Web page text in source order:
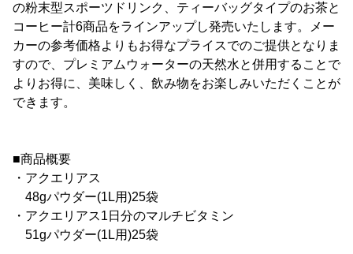
の粉末型スポーツドリンク、ティーバッグタイプのお茶と
コーヒー計6商品をラインアップし発売いたします。メー
カーの参考価格よりもお得なプライスでのご提供となりま
すので、プレミアムウォーターの天然水と併用することで
よりお得に、美味しく、飲み物をお楽しみいただくことが
できます。
■商品概要
・アクエリアス
48gパウダー(1L用)25袋
・アクエリアス1日分のマルチビタミン
51gパウダー(1L用)25袋